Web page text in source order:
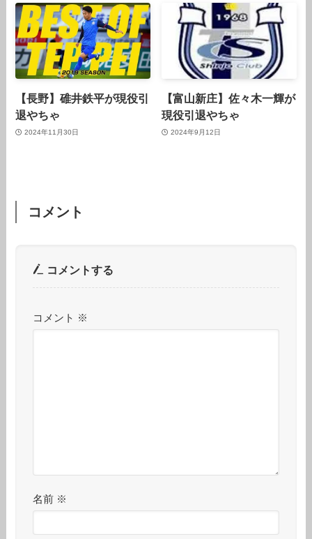
【長野】碓井鉄平が現役引
退やちゃ
2024年11月30日
【富山新庄】佐々木一輝が
現役引退やちゃ
2024年9月12日
コメント
コメントする
コメント ※
名前 ※